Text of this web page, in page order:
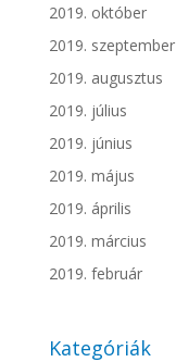
2019. október
2019. szeptember
2019. augusztus
2019. július
2019. június
2019. május
2019. április
2019. március
2019. február
Kategóriák